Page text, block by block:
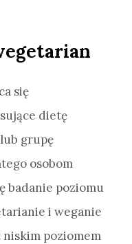
się
dietę
grupę
osobom
badanie poziomu
i weganie
poziomem